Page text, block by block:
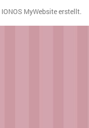
IONOS MyWebsiteerstellt.